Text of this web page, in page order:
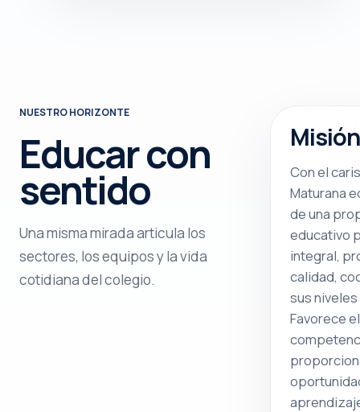
NUESTRO HORIZONTE
Educar con
sentido
Una misma mirada articula los
sectores, los equipos y la vida
cotidiana del colegio.
Misión
Con el
Maturana
de una
educativo
integral,
calidad,
sus
Favorece